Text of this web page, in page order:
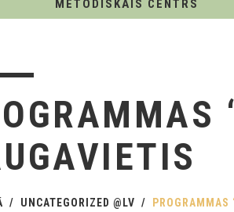
METODISKAIS CENTRS
UNCATEGORIZED @LV